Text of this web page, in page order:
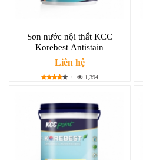
Sơn nước nội thất KCC
Korebest Antistain
Liên hệ
1,394